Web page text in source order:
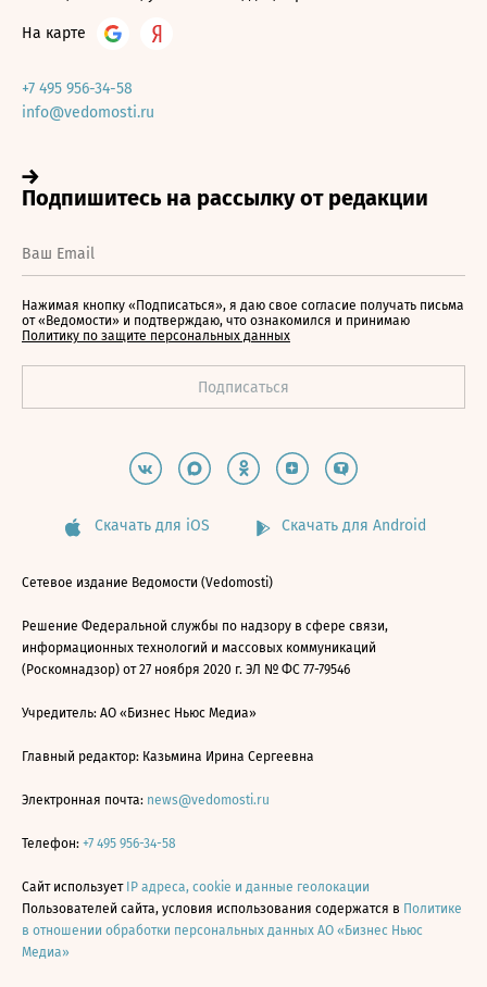
На карте
+7 495 956-34-58
info@vedomosti.ru
Нажимая кнопку «Подписаться», я даю свое согласие получать письма
от «Ведомости» и подтверждаю, что ознакомился и принимаю
Политику по защите персональных данных
Скачать для iOS Скачать для Android
Сетевое издание Ведомости (Vedomosti)
Решение Федеральной службы по надзору в сфере связи,
информационных технологий и массовых коммуникаций
(Роскомнадзор) от 27 ноября 2020 г. ЭЛ № ФС 77-79546
Учредитель: АО «Бизнес Ньюс Медиа»
Главный редактор: Казьмина Ирина Сергеевна
Электронная почта: news@vedomosti.ru
Телефон: +7 495 956-34-58
Сайт использует IP адреса, cookie и данные геолокации
Пользователей сайта, условия использования содержатся в Политике
в отношении обработки персональных данных АО «Бизнес Ньюс
Медиа»